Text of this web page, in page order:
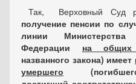
Так, Верховный Суд
получение пенсии по
линии
Федерации на общих
названного закона) имеет
умершего